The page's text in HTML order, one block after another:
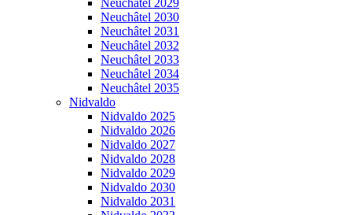
Neuchâtel 2030
Neuchâtel 2031
Neuchâtel 2032
Neuchâtel 2033
Neuchâtel 2034
Neuchâtel 2035
Nidvaldo
Nidvaldo 2025
Nidvaldo 2026
Nidvaldo 2027
Nidvaldo 2028
Nidvaldo 2029
Nidvaldo 2030
Nidvaldo 2031